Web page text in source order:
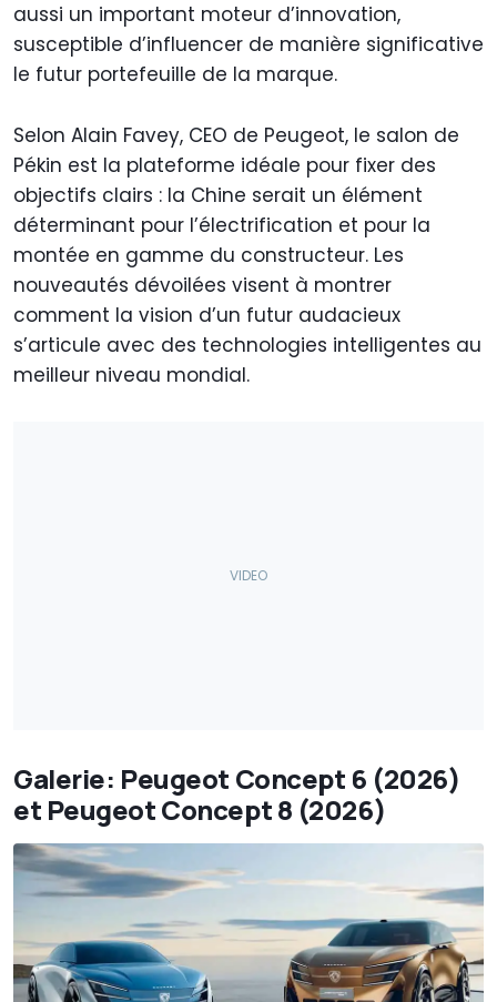
aussi un important moteur d’innovation,
susceptible d’influencer de manière significative
le futur portefeuille de la marque.
Selon Alain Favey, CEO de Peugeot, le salon de
Pékin est la plateforme idéale pour fixer des
objectifs clairs : la Chine serait un élément
déterminant pour l’électrification et pour la
montée en gamme du constructeur. Les
nouveautés dévoilées visent à montrer
comment la vision d’un futur audacieux
s’articule avec des technologies intelligentes au
meilleur niveau mondial.
Galerie: Peugeot Concept 6 (2026)
et Peugeot Concept 8 (2026)